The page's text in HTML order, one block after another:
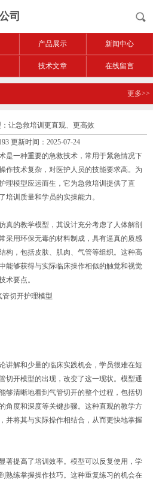
司
产品展示 新闻中心
技术文章 在线留言
更多>>
让急救培训更直观、更高效
更新时间：2025-07-24
一种重要的急救技术，常用于紧急情况下
作技术复杂，对医护人员的技能要求高。为
理模型应运而生，它为急救培训提供了直
培训质量和学员的实操能力。
的教学模型，其设计充分考虑了人体解剖
采用环保无毒的材料制成，具有逼真的质感
构，包括皮肤、肌肉、气管等组织。这种高
能够获得与实际临床操作相似的触觉和视觉
术要点。
解和少量的临床实践机会，学员很难在短
切开模型的出现，改变了这一现状。模型通
够清晰地看到气管切开的整个过程，包括切
角度和深度等关键步骤。这种直观的教学方
并将其与实际操作相结合，从而更快地掌握
提高了培训效率。模型可以反复使用，学
熟练掌握操作技巧。这种重复练习的机会在